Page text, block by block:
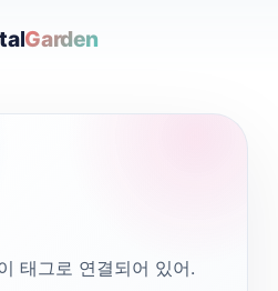
Garden
태그로 연결되어 있어.